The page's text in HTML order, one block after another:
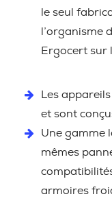
le seul
l’organisme
Ergocert sur
Les
et sont
Une gamme
mêmes
armoires